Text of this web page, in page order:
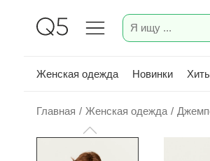
Женская одежда Новинки
Главная / Женская одежда /